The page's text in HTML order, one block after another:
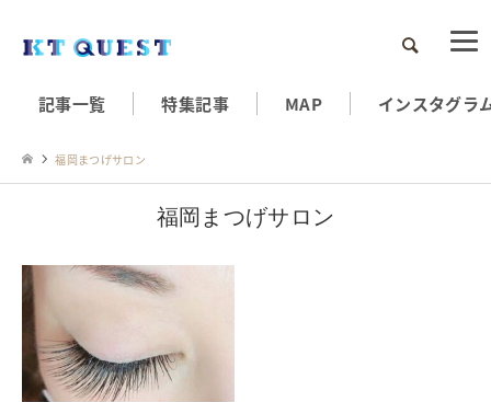
検索
記事一覧 特集記事 MAP インスタグラ
福岡まつげサロン
福岡まつげサロン